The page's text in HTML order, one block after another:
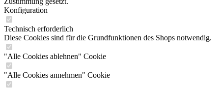
Konfiguration
Technisch erforderlich
Diese Cookies sind für die Grundfunktionen des Shops notwendig.
"Alle Cookies ablehnen" Cookie
"Alle Cookies annehmen" Cookie